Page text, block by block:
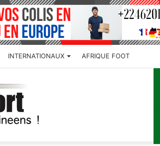
INTERNATIONAUX AFRIQUE FOOT